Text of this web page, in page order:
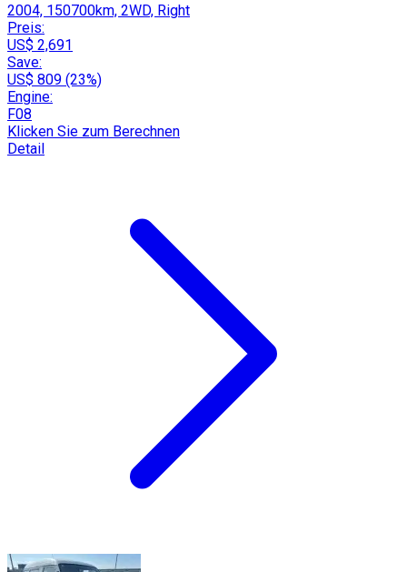
2004, 150700km, 2WD, Right
Preis:
US$ 2,691
Save:
US$ 809 (23%)
Engine:
F08
Klicken Sie zum Berechnen
Detail